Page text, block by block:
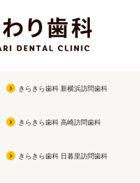
きらきら歯科 新横浜訪問歯科
きらきら歯科 高崎訪問歯科
きらきら歯科 日暮里訪問歯科